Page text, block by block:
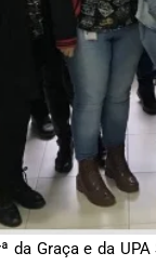
da Graça e da